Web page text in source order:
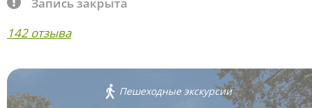
142 отзыва
Пешеходные экскурсии